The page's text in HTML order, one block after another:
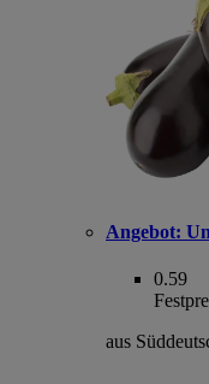
Angebot:
0.59
aus